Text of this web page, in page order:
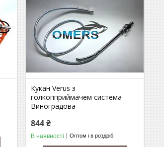
Кукан Verus з
голкопприймачем система
Виноградова
844 ₴
В наявності Оптом і в роздріб